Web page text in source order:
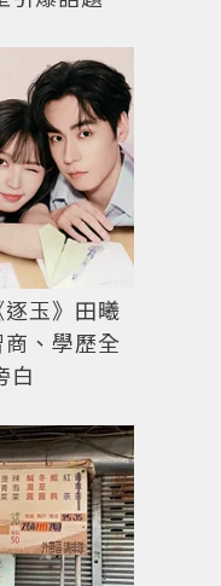
玉》田曦
、學歷全
白